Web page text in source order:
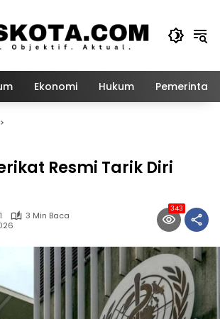
Ekonomi Hukum
Resmi Tarik Diri
3 Min Baca
343